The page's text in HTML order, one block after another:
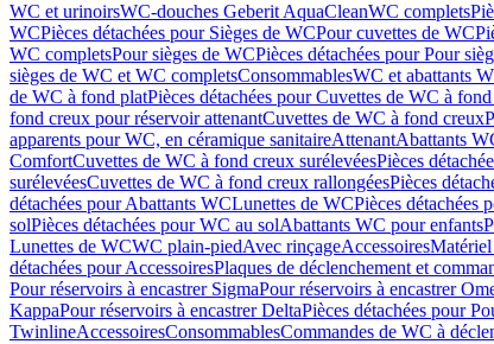
WC et urinoirsWC-douches Geberit AquaCleanWC complets
WCPièces détachées pour Sièges de WCPour cuvettes de WC
WC completsPour sièges de WCPièces détachées pour Pour
sièges de WC et WC completsConsommablesWC et abattants
de WC à fond platPièces détachées pour Cuvettes de WC à
fond creux pour réservoir attenantCuvettes de WC à fond creux
apparents pour WC, en céramique sanitaireAttenantAbattants
ComfortCuvettes de WC à fond creux surélevéesPièces
surélevéesCuvettes de WC à fond creux rallongéesPièces
détachées pour Abattants WCLunettes de WCPièces détachées
solPièces détachées pour WC au solAbattants WC pour enfants
Lunettes de WCWC plain-piedAvec rinçageAccessoires
détachées pour AccessoiresPlaques de déclenchement et
Pour réservoirs à encastrer SigmaPour réservoirs à encastrer
KappaPour réservoirs à encastrer DeltaPièces détachées pour
TwinlineAccessoiresConsommablesCommandes de WC à